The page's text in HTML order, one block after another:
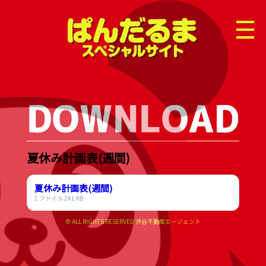
Menu
夏休み計画表(週間)
夏休み計画表(週間)
1 ファイル241 KB
© ALL RIGHTS RESERVED 渋谷不動産エージェント